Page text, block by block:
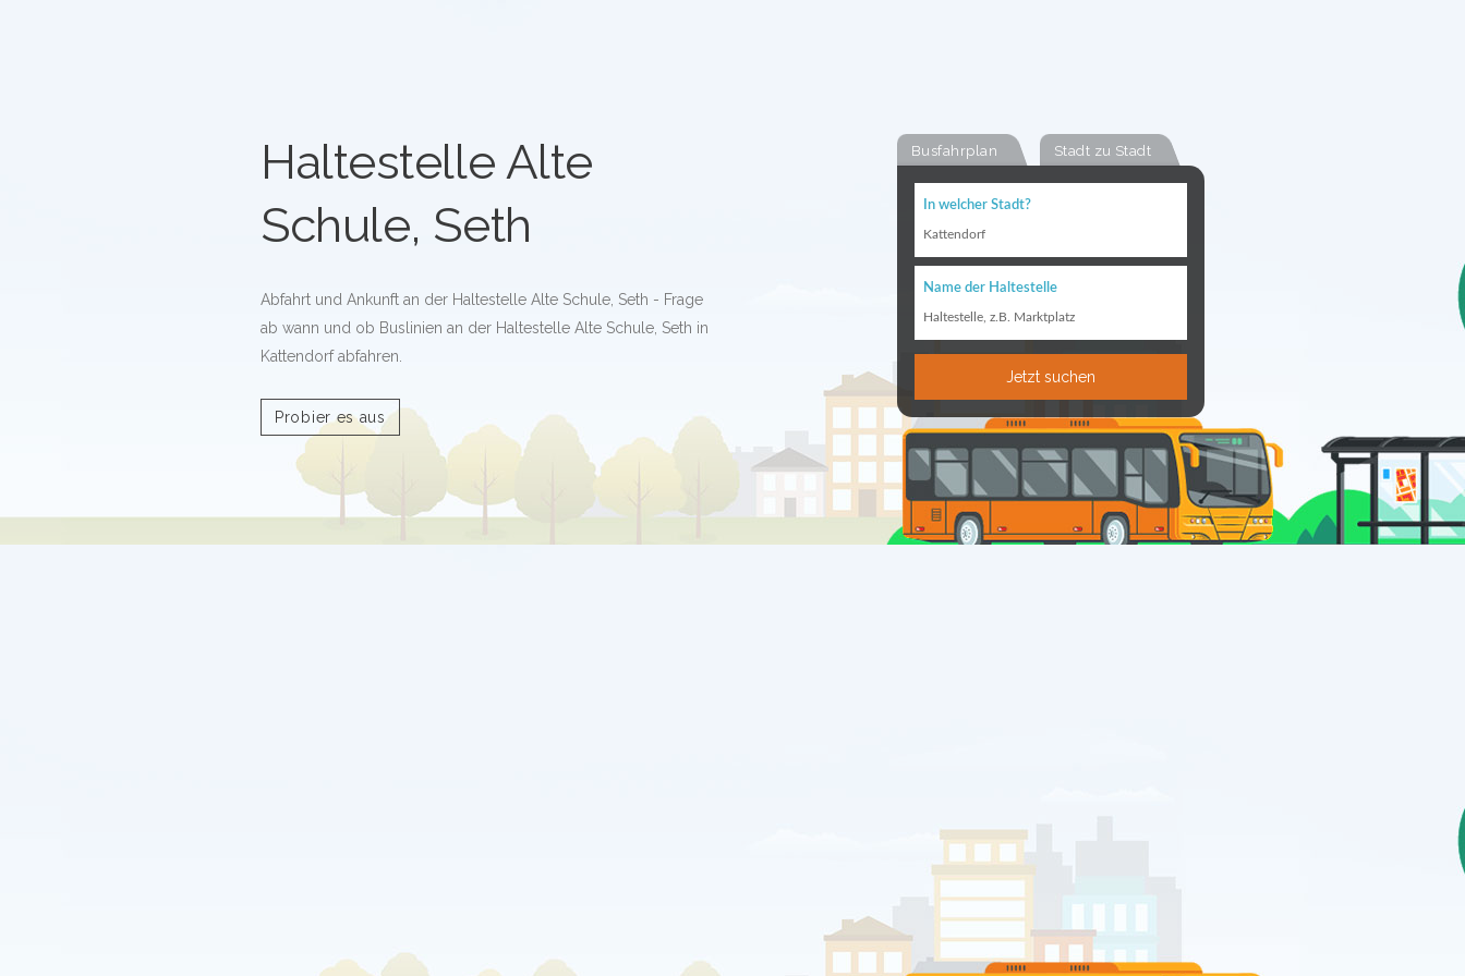
Busfahrplan Stadt zu Stadt
In welcher Stadt?
Kattendorf
Name der Haltestelle
Haltestelle, z.B. Marktplatz
Jetzt suchen
Haltestelle Alte
Schule, Seth
Abfahrt und Ankunft an der Haltestelle Alte Schule, Seth - Frage
ab wann und ob Buslinien an der Haltestelle Alte Schule, Seth in
Kattendorf abfahren.
Probier es aus